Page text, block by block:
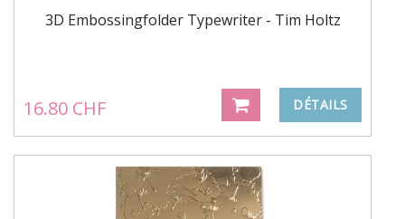
3D Embossingfolder Typewriter - Tim Holtz
16.80 CHF DÉTAILS